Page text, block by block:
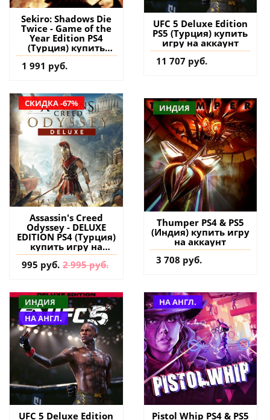
Sekiro: Shadows Die
Twice - Game of the
Year Edition PS4
(Турция) купить
игру на аккаунт
1 991 руб.
UFC 5 Deluxe Edition
PS5 (Турция) купить
игру на аккаунт
11 707 руб.
СКИДКА -67%
Assassin's Creed
Odyssey - DELUXE
EDITION PS4 (Турция)
купить игру на
аккаунт
995 руб. 2 995 руб.
ИНДИЯ
Thumper PS4 & PS5
(Индия) купить игру
на аккаунт
3 708 руб.
ИНДИЯ
НА АНГЛ.
UFC 5 Deluxe Edition
НА АНГЛ.
Pistol Whip PS4 & PS5